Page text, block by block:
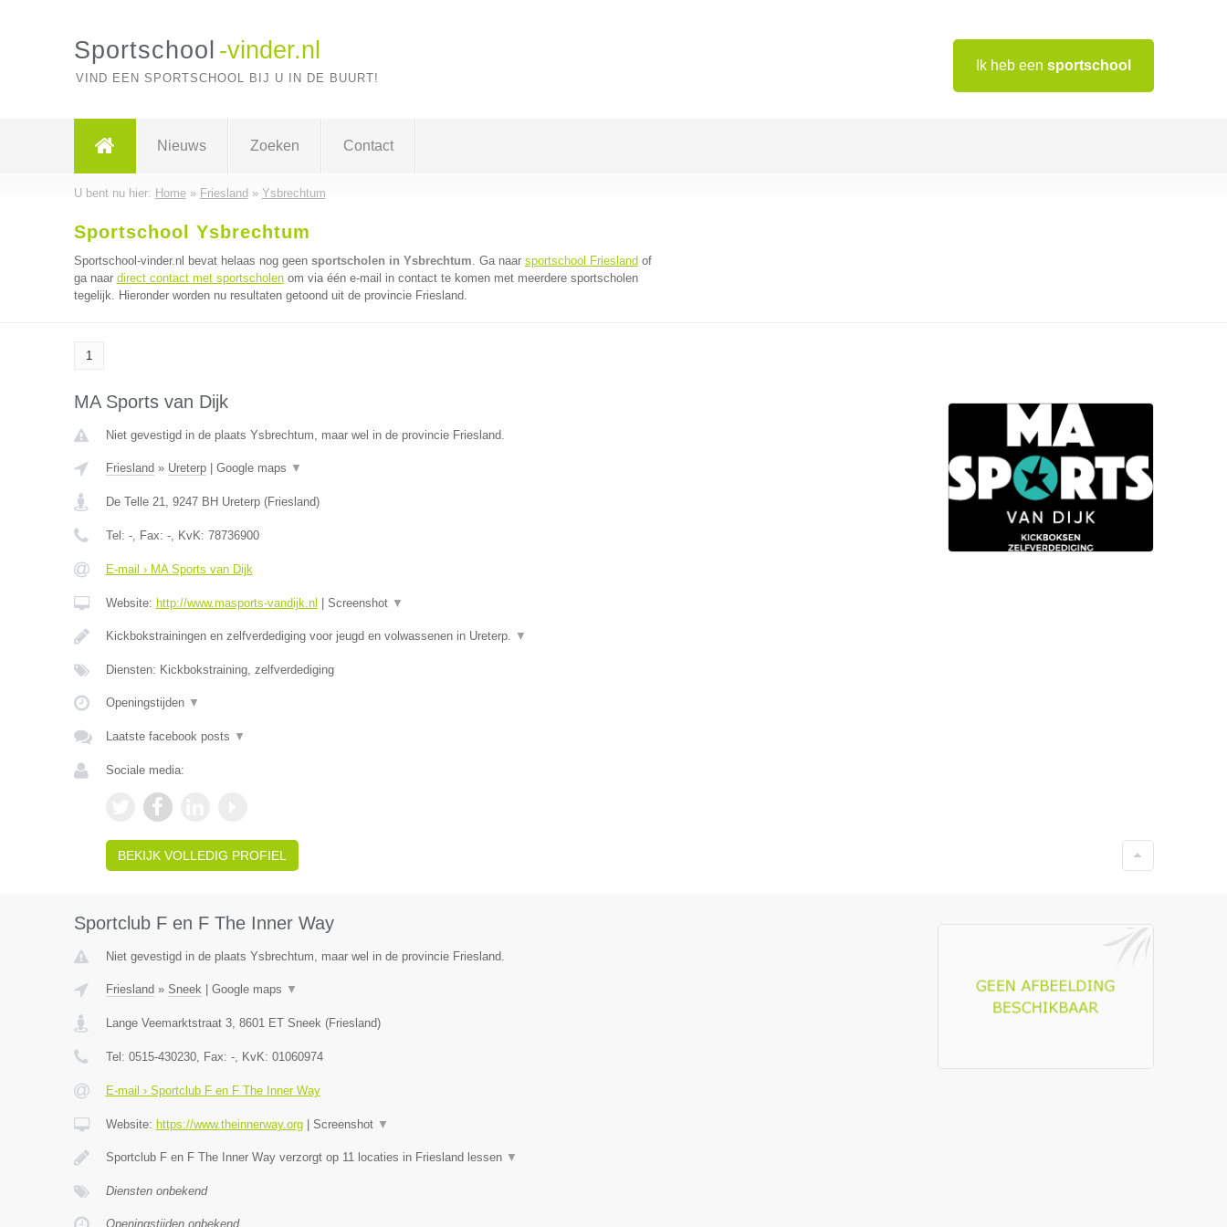
Ik heb een sportschool
Sportschool -vinder.nl
VIND EEN SPORTSCHOOL BIJ U IN DE BUURT!
Nieuws Zoeken Contact
U bent nu hier: Home» Friesland » Ysbrechtum
Sportschool Ysbrechtum
Sportschool-vinder.nl bevat helaas nog geen sportscholen in Ysbrechtum. Ga naar sportschool Friesland of
ga naar direct contact met sportscholenom via één e-mail in contact te komen met meerdere sportscholen
tegelijk. Hieronder worden nu resultaten getoond uit de provincie Friesland.
1
MA Sports van Dijk
Niet gevestigd in de plaats Ysbrechtum, maar wel in de provincie Friesland.
Friesland » Ureterp| Google maps ▼
De Telle 21, 9247 BH Ureterp(Friesland)
Tel: -, Fax: -, KvK: 78736900
E-mail › MA Sports van Dijk
Website: http://www.masports-vandijk.nl Screenshot ▼
Kickbokstrainingen en zelfverdediging voor jeugd en volwassenen in Ureterp. ▼
Diensten: Kickbokstraining, zelfverdediging
Openingstijden ▼
Laatste facebook posts ▼
Sociale media:
BEKIJK VOLLEDIG PROFIEL
Sportclub F en F The Inner Way
Niet gevestigd in de plaats Ysbrechtum, maar wel in de provincie Friesland.
Friesland » Sneek| Google maps ▼
Lange Veemarktstraat 3, 8601 ET Sneek(Friesland)
Tel: 0515-430230, Fax: -, KvK: 01060974
E-mail › Sportclub F en F The Inner Way
Website: https://www.theinnerway.org| Screenshot ▼
Sportclub F en F The Inner Way verzorgt op 11 locaties in Friesland lessen ▼
Diensten onbekend
Openingstijden onbekend